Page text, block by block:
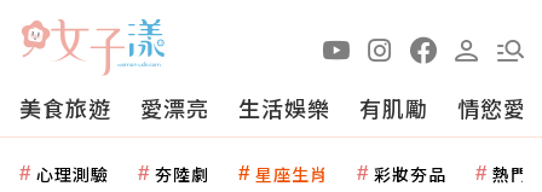
美食旅遊 愛漂亮 生活娛樂 有肌勵 情慾愛
心理測驗 夯陸劇 星座生肖 彩妝夯品 熱門